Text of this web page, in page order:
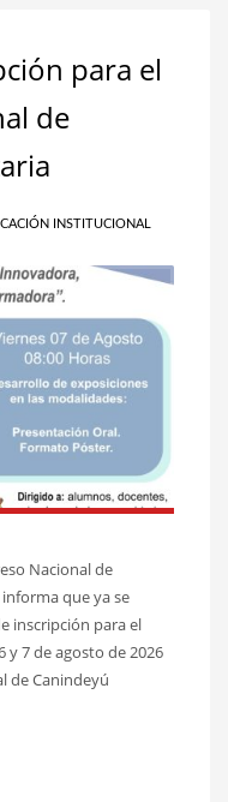
para el
de
INSTITUCIONAL
Nacional de
informa que ya se
inscripción para el
y 7 de agosto de 2026
de Canindeyú